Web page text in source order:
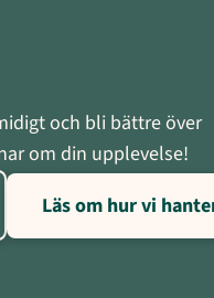
och bli bättre över
om din upplevelse!
Läs om hur vi